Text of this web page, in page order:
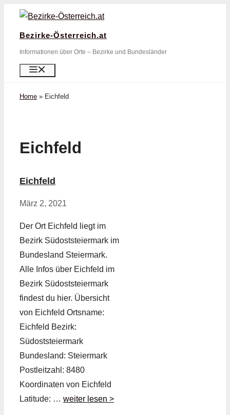
Zum
springen
Bezirke-Österreich.at
Informationen über Orte – Bezirke und Bundesländer
Home » Eichfeld
Eichfeld
Eichfeld
März 2, 2021
Der Ort Eichfeld liegt im
Bezirk Südoststeiermark im
Bundesland Steiermark.
Alle Infos über Eichfeld im
Bezirk Südoststeiermark
findest du hier. Übersicht
von Eichfeld Ortsname:
Eichfeld Bezirk:
Südoststeiermark
Bundesland: Steiermark
Postleitzahl: 8480
Koordinaten von Eichfeld
Latitude: … weiter lesen >